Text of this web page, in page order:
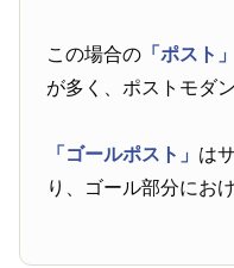
この場合の 「ポスト」
が多く、ポストモダ
「ゴールポスト」 は
り、ゴール部分にお